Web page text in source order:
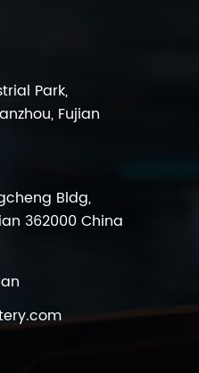
Park,
Fujian
Bldg,
362000 China